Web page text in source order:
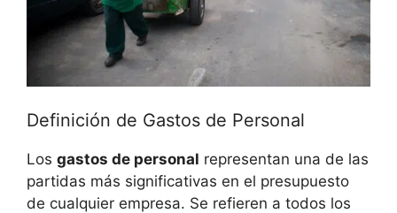
Definición de Gastos de Personal
Los gastos de personal representan una de las
partidas más significativas en el presupuesto
de cualquier empresa. Se refieren a todos los